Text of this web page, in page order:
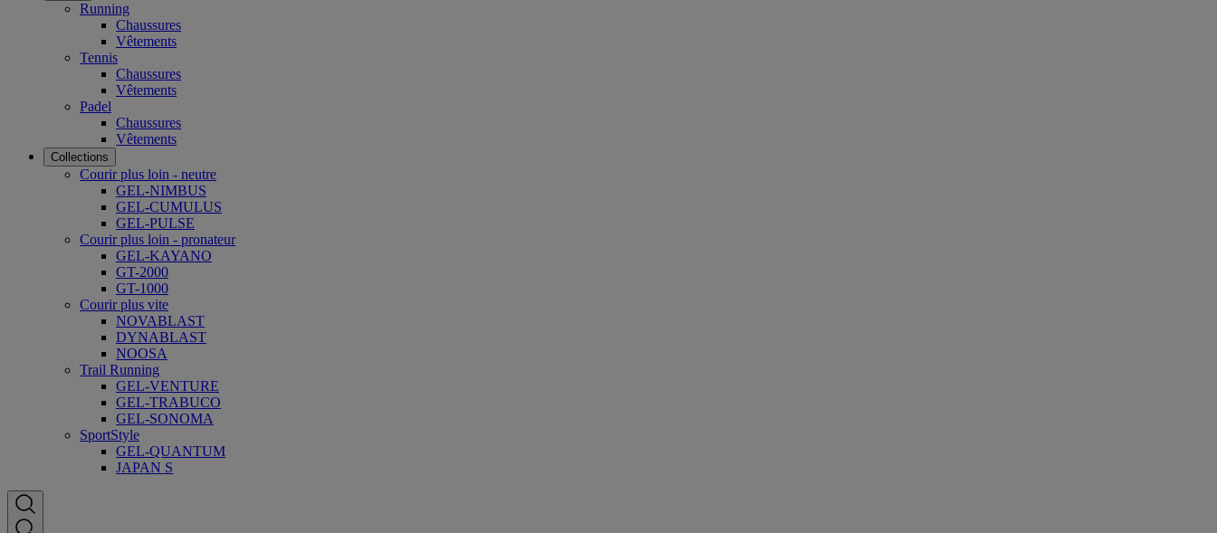
Running
Chaussures
Vêtements
Tennis
Chaussures
Vêtements
Padel
Chaussures
Vêtements
Collections
Courir plus loin - neutre
GEL-NIMBUS
GEL-CUMULUS
GEL-PULSE
Courir plus loin - pronateur
GEL-KAYANO
GT-2000
GT-1000
Courir plus vite
NOVABLAST
DYNABLAST
NOOSA
Trail Running
GEL-VENTURE
GEL-TRABUCO
GEL-SONOMA
SportStyle
GEL-QUANTUM
JAPAN S